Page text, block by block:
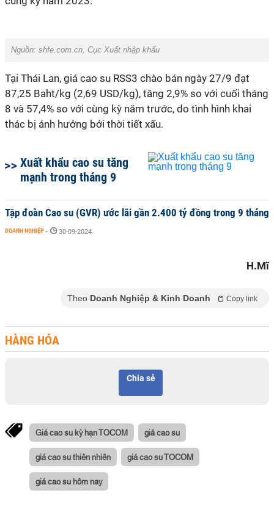
Nguồn: shfe.com.cn, Cục Xuất nhập khẩu
Tại Thái Lan, giá cao su RSS3 chào bán ngày 27/9 đạt
87,25 Baht/kg (2,69 USD/kg), tăng 2,9% so với cuối tháng
8 và 57,4% so với cùng kỳ năm trước, do tình hình khai
thác bị ảnh hưởng bởi thời tiết xấu.
Xuất khẩu cao su tăng
mạnh trong tháng 9
Tập đoàn Cao su (GVR) ước lãi gần 2.400 tỷ đồng trong 9 tháng
DOANH NGHIỆP - 30-09-2024
H.Mĩ
Theo Doanh Nghiệp & Kinh Doanh Copy link
HÀNG HÓA
Chia sẻ
Giá cao su kỳ hạn TOCOM giá cao su
giá cao su thiên nhiên giá cao su TOCOM
giá cao su hôm nay